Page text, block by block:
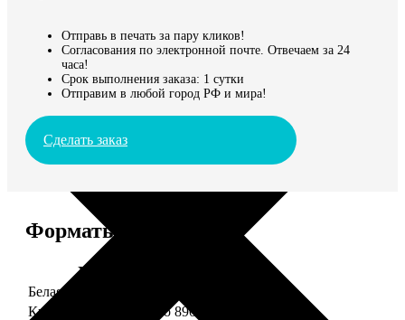
Отправь в печать за пару кликов!
Согласования по электронной почте. Отвечаем за 24
часа!
Срок выполнения заказа: 1 сутки
Отправим в любой город РФ и мира!
Сделать заказ
Форматы и цены
Услуга
Белая кружка с фото
Красная кружка с фото 890